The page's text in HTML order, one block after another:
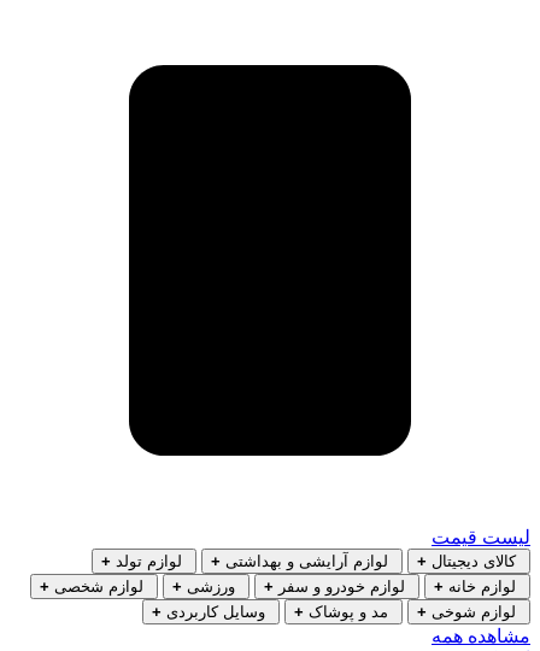
لیست قیمت
کالای دیجیتال + لوازم آرایشی و بهداشتی + لوازم تولد +
لوازم خانه + لوازم خودرو و سفر + ورزشی + لوازم شخصی +
لوازم شوخی + مد و پوشاک + وسایل کاربردی +
مشاهده همه